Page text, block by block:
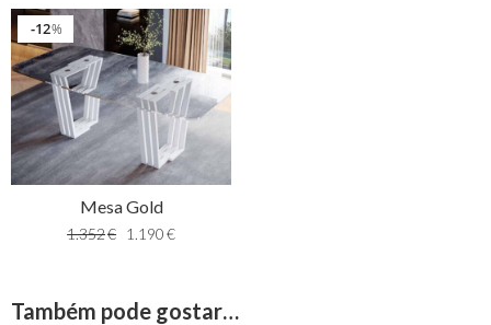
%
12
Mesa Gold
1.352€ 1.190€
Também pode gostar…